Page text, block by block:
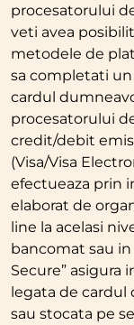
procesatorului
veti avea
metodele de
sa completati
cardul
procesatorului
credit/debit
(Visa/Visa
efectueaza prin
elaborat de
line la acelasi
bancomat sau
Secure” asigura
legata de cardul
sau stocata pe